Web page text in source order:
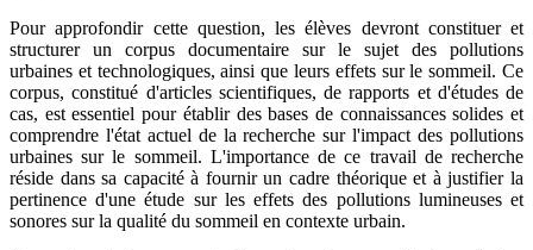
Pour approfondir cette question, les élèves devront constituer et
structurer un corpus documentaire sur le sujet des pollutions
urbaines et technologiques, ainsi que leurs effets sur le sommeil. Ce
corpus, constitué d'articles scientifiques, de rapports et d'études de
cas, est essentiel pour établir des bases de connaissances solides et
comprendre l'état actuel de la recherche sur l'impact des pollutions
urbaines sur le sommeil. L'importance de ce travail de recherche
réside dans sa capacité à fournir un cadre théorique et à justifier la
pertinence d'une étude sur les effets des pollutions lumineuses et
sonores sur la qualité du sommeil en contexte urbain.